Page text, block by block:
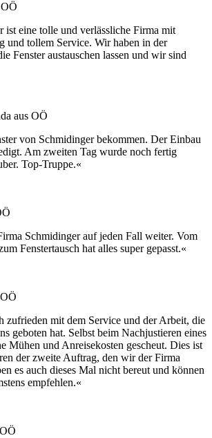
ist eine tolle und verlässliche Firma mit
und tollem Service. Wir haben in der
Fenster austauschen lassen und wir sind
aus OÖ
von Schmidinger bekommen. Der Einbau
Am zweiten Tag wurde noch fertig
Top-Truppe.«
Schmidinger auf jeden Fall weiter. Vom
Fenstertausch hat alles super gepasst.«
zufrieden mit dem Service und der Arbeit, die
geboten hat. Selbst beim Nachjustieren eines
Mühen und Anreisekosten gescheut. Dies ist
der zweite Auftrag, den wir der Firma
es auch dieses Mal nicht bereut und können
empfehlen.«